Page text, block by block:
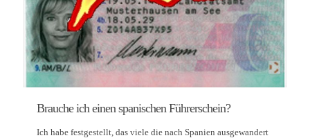
Brauche ich einen spanischen Führerschein?
Ich habe festgestellt, das viele die nach Spanien ausgewandert